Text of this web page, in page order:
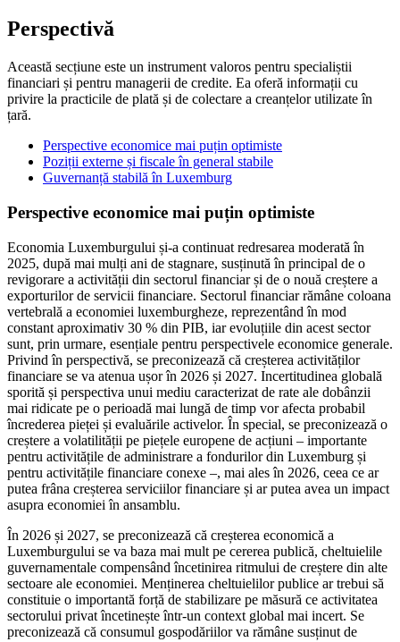
Perspectivă
Această secțiune este un instrument valoros pentru specialiștii
financiari și pentru managerii de credite. Ea oferă informații cu
privire la practicile de plată și de colectare a creanțelor utilizate în
țară.
Perspective economice mai puțin optimiste
Poziții externe și fiscale în general stabile
Guvernanță stabilă în Luxemburg
Perspective economice mai puțin optimiste
Economia Luxemburgului și-a continuat redresarea moderată în
2025, după mai mulți ani de stagnare, susținută în principal de o
revigorare a activității din sectorul financiar și de o nouă creștere a
exporturilor de servicii financiare. Sectorul financiar rămâne coloana
vertebrală a economiei luxemburgheze, reprezentând în mod
constant aproximativ 30 % din PIB, iar evoluțiile din acest sector
sunt, prin urmare, esențiale pentru perspectivele economice generale.
Privind în perspectivă, se preconizează că creșterea activităților
financiare se va atenua ușor în 2026 și 2027. Incertitudinea globală
sporită și perspectiva unui mediu caracterizat de rate ale dobânzii
mai ridicate pe o perioadă mai lungă de timp vor afecta probabil
încrederea pieței și evaluările activelor. În special, se preconizează o
creștere a volatilității pe piețele europene de acțiuni – importante
pentru activitățile de administrare a fondurilor din Luxemburg și
pentru activitățile financiare conexe –, mai ales în 2026, ceea ce ar
putea frâna creșterea serviciilor financiare și ar putea avea un impact
asupra economiei în ansamblu.
În 2026 și 2027, se preconizează că creșterea economică a
Luxemburgului se va baza mai mult pe cererea publică, cheltuielile
guvernamentale compensând încetinirea ritmului de creștere din alte
sectoare ale economiei. Menținerea cheltuielilor publice ar trebui să
constituie o importantă forță de stabilizare pe măsură ce activitatea
sectorului privat încetinește într-un context global mai incert. Se
preconizează că consumul gospodăriilor va rămâne susținut de